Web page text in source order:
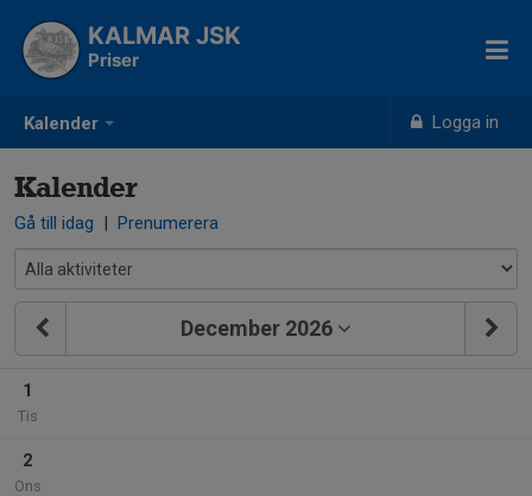
Kalender Logga in
KALMAR JSK
Priser
Kalender
Gå till idag | Prenumerera
December 2026
1
Tis
2
Ons